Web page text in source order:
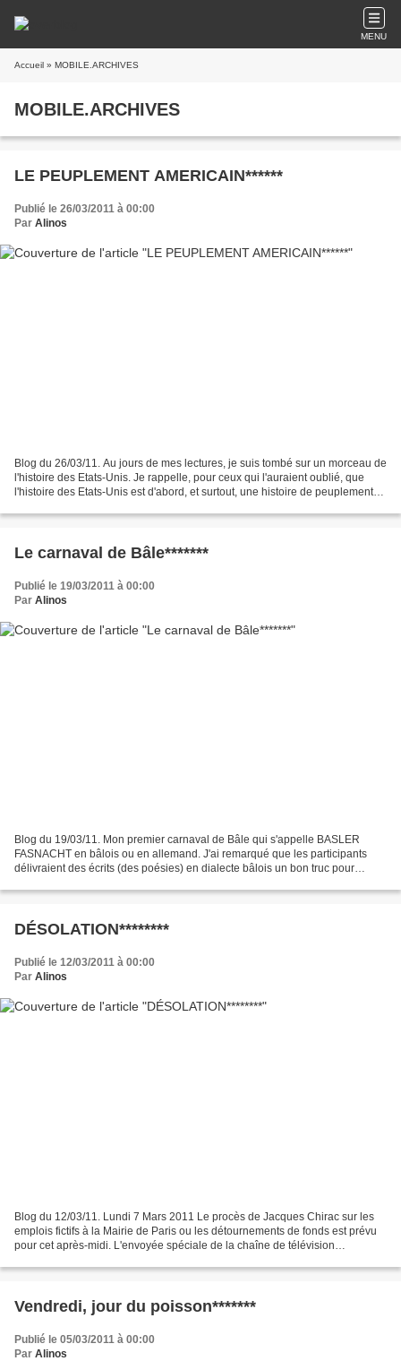
MENU
Accueil » MOBILE.ARCHIVES
MOBILE.ARCHIVES
LE PEUPLEMENT AMERICAIN******
Publié le 26/03/2011 à 00:00
Par Alinos
Blog du 26/03/11. Au jours de mes lectures, je suis tombé sur un morceau de
l'histoire des Etats-Unis. Je rappelle, pour ceux qui l'auraient oublié, que
l'histoire des Etats-Unis est d'abord, et surtout, une histoire de peuplements,
Le carnaval de Bâle*******
Publié le 19/03/2011 à 00:00
Par Alinos
Blog du 19/03/11. Mon premier carnaval de Bâle qui s'appelle BASLER
FASNACHT en bâlois ou en allemand. J'ai remarqué que les participants
délivraient des écrits (des poésies) en dialecte bâlois un bon truc pour
DÉSOLATION********
Publié le 12/03/2011 à 00:00
Par Alinos
Blog du 12/03/11. Lundi 7 Mars 2011 Le procès de Jacques Chirac sur les
emplois fictifs à la Mairie de Paris ou les détournements de fonds est prévu
pour cet après-midi. L'envoyée spéciale de la chaîne de télévision
Vendredi, jour du poisson*******
Publié le 05/03/2011 à 00:00
Par Alinos